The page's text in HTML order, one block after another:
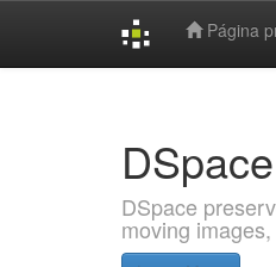
Página
DSpace
DSpace
moving